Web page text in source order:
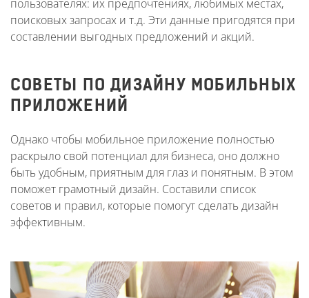
пользователях: их предпочтениях, любимых местах,
поисковых запросах и т.д. Эти данные пригодятся при
составлении выгодных предложений и акций.
СОВЕТЫ ПО ДИЗАЙНУ МОБИЛЬНЫХ
ПРИЛОЖЕНИЙ
Однако чтобы мобильное приложение полностью
раскрыло свой потенциал для бизнеса, оно должно
быть удобным, приятным для глаз и понятным. В этом
поможет грамотный дизайн. Составили список
советов и правил, которые помогут сделать дизайн
эффективным.